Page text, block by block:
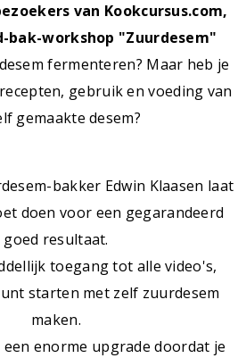
van Kookcursus.com,
bak-workshop "Zuurdesem"
fermenteren? Maar heb je
gebruik en voeding van
gemaakte desem?
bakker Edwin Klaasen laat
doen voor een gegarandeerd
goed resultaat.
toegang tot alle video's,
starten met zelf zuurdesem
maken.
een enorme upgrade doordat je